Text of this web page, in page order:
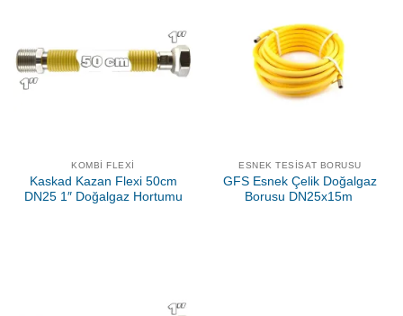
KOMBI FLEXI
Kaskad Kazan Flexi 50cm
DN25 1″ Doğalgaz Hortumu
ESNEK TESISAT BORUSU
GFS Esnek Çelik Doğalgaz
Borusu DN25x15m